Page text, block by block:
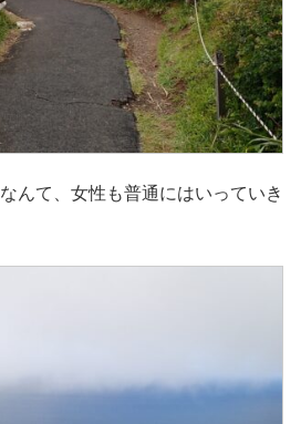
なんて、女性も普通にはいっていき